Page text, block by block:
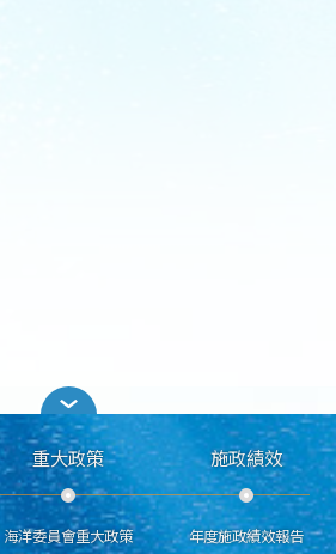
重大政策
海洋委員會重大政策
施政績效
年度施政績效報告